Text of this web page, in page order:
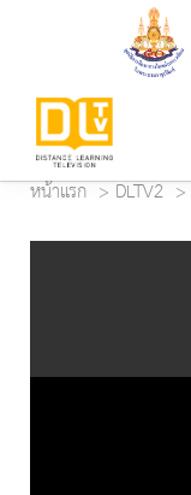
หน้าแรก DLTV2